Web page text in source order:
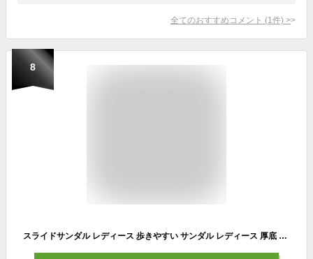
全てのおすすめコメント (1 件) >
8
スライドサンダル レディース 歩きやすい サンダル レディース 厚底 軽量 軽い アウトドアサンダル シャワーサンダル リカバリーサンダル スポーツサンダル おしゃれ シンプル カジュアル レジャー キャンプ 春 夏 黒 ブラック カーキ ボディグローブ Body Glove 6004l